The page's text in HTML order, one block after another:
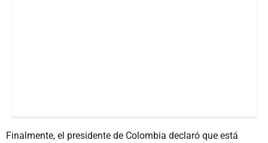
Finalmente, el presidente de Colombia declaró que está